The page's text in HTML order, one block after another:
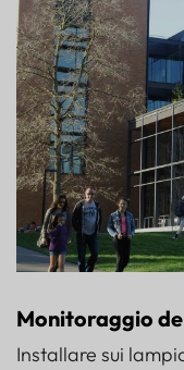
Monitoraggio
Installare sui